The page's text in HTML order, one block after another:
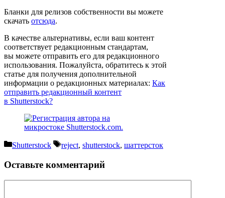
Бланки для релизов собственности вы можете
скачать отсюда.
В качестве альтернативы, если ваш контент
соответствует редакционным стандартам,
вы можете отправить его для редакционного
использования. Пожалуйста, обратитесь к этой
статье для получения дополнительной
информации о редакционных материалах: Как
отправить редакционный контент
в Shutterstock?
Рубрики
Shutterstock Метки
reject, shutterstock, шаттерсток
Оставьте комментарий